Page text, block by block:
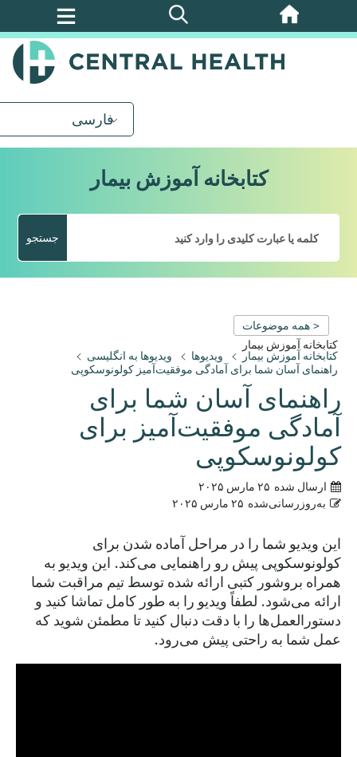
پرش
فارسی
کتابخانه آموزش بیمار
جستجو
< همه موضوعات
کتابخانه آموزش بیمار
کتابخانه آموزش بیمار ویدیوها
ویدیوها به انگلیسی
راهنمای آسان شما برای آمادگی موفقیت‌آمیز کولونوسکوپی
راهنمای آسان شما برای
آمادگی موفقیت‌آمیز برای
کولونوسکوپی
ارسال شده ۲۵ مارس ۲۰۲۵
به‌روزرسانی‌شده ۲۵ مارس ۲۰۲۵
این ویدیو شما را در مراحل آماده شدن برای
کولونوسکوپی پیش رو راهنمایی می‌کند. این ویدیو به
همراه بروشور کتبی ارائه شده توسط تیم مراقبت شما
ارائه می‌شود. لطفاً ویدیو را به طور کامل تماشا کنید و
دستورالعمل‌ها را با دقت دنبال کنید تا مطمئن شوید که
عمل شما به راحتی پیش می‌رود.